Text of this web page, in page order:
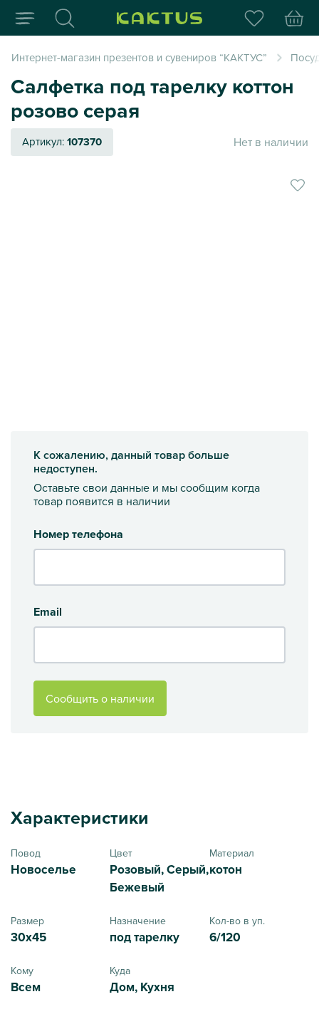
Интернет-магазин
Интернет-магазин презентов и сувениров “КАКТУС”
Салфетка под тарелку коттон
розово серая
Артикул:107370 Нет в наличии
К сожалению, данный товар больше
недоступен.
Оставьте свои данные и мы сообщим когда
товар появится в наличии
Номер телефона
Email
Сообщить о наличии
Характеристики
Повод
Новоселье
Цвет
Розовый, Серый,
Бежевый
Материал
котон
Размер
30x45
Назначение
под тарелку
Кол-во в уп.
6/120
Кому
Всем
Куда
Дом, Кухня